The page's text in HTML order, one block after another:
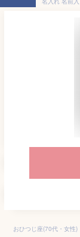
おひつじ座(70代・女性)